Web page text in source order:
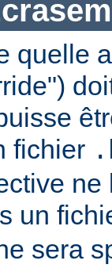
quelle
fichier
ne
un
sera